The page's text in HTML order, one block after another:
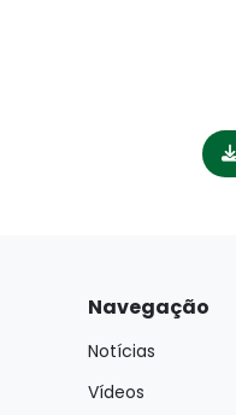
Navegação
Notícias
Vídeos